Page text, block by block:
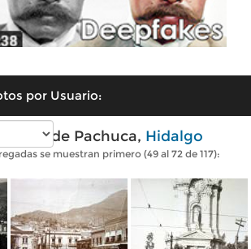
por Usuario:
de Pachuca, Hidalgo
se muestran primero (49 al 72 de 117):